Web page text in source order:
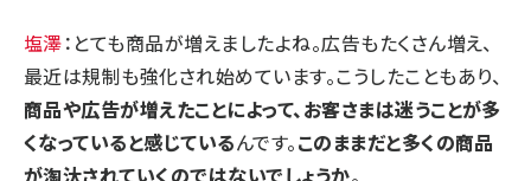
塩澤：とても商品が増えましたよね。広告もたくさん増え、
最近は規制も強化され始めています。こうしたこともあり、
商品や広告が増えたことによって、お客さまは迷うことが多
くなっていると感じているんです。このままだと多くの商品
が淘汰されていくのではないでしょうか。